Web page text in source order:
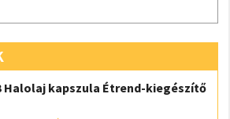
Halolaj kapszula Étrend-kiegészítő